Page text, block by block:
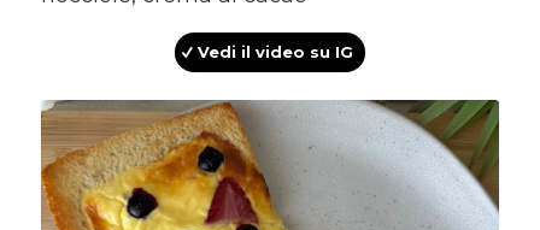
Vedi il video su IG